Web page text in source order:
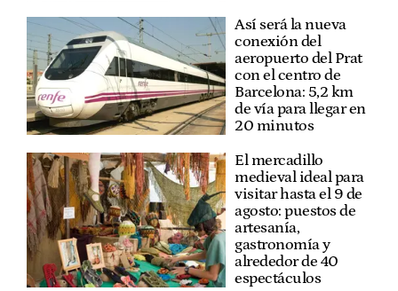
Así será la nueva
conexión del
aeropuerto del Prat
con el centro de
Barcelona: 5,2 km
de vía para llegar en
20 minutos
El mercadillo
medieval ideal para
visitar hasta el 9 de
agosto: puestos de
artesanía,
gastronomía y
alrededor de 40
espectáculos